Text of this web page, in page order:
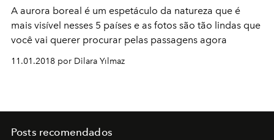
A aurora boreal é um espetáculo da natureza que é
mais visível nesses 5 países e as fotos são tão lindas que
você vai querer procurar pelas passagens agora
11.01.2018 por Dilara Yılmaz
Posts recomendados